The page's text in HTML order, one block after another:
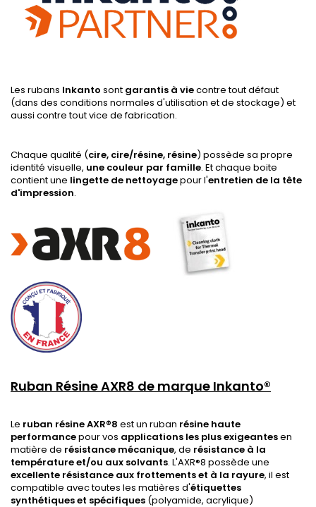
Les rubans Inkanto sont garantis à viecontre tout défaut
(dans des conditions normales d'utilisation et de stockage) et
aussi contre tout vice de fabrication.
Chaque qualité (cire, cire/résine, résine) possède sa propre
identité visuelle, une couleur par famille. Et chaque boite
contient une lingette de nettoyagepour l'entretien de la tête
d'impression.
Ruban Résine AXR8 de marque Inkanto®
Le ruban résine AXR®8 est un ruban résine haute
performancepour vos applications les plus exigeantesen
matière de résistance mécanique, de résistance à la
température et/ou aux solvants. L'AXR®8 possède une
excellente résistance aux frottements et à la rayure, il est
compatible avec toutes les matières d'étiquettes
synthétiques et spécifiques (polyamide, acrylique)